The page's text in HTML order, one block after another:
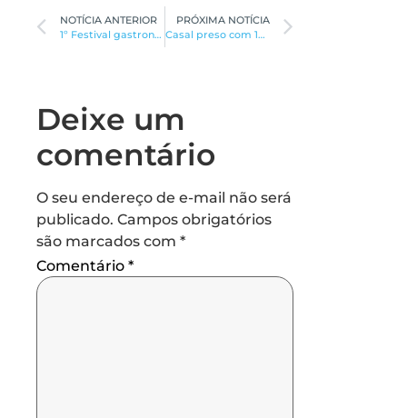
NOTÍCIA ANTERIOR
1º Festival gastronômico e culturalde Salinas começará no sábado
PRÓXIMA NOTÍCIA
Casal preso com 100 quilos de maconha em carro na BR-251
Deixe um
comentário
O seu endereço de e-mail não será
publicado. Campos obrigatórios
são marcados com *
Comentário *